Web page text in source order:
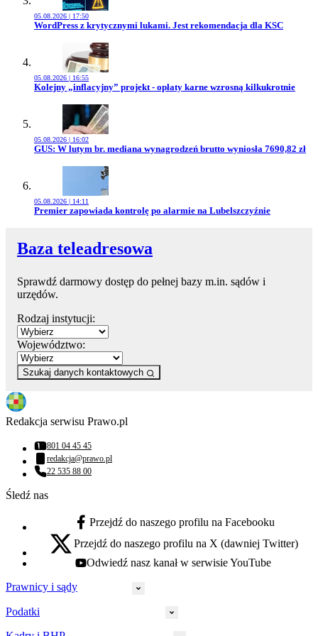
05.08.2026 | 17:50
Przejdź do artykułu:
WordPress z krytycznymi lukami. Jest rekomendacja dla KSC
05.08.2026 | 16:55
Przejdź do artykułu:
Kolejny „inflacyjny” projekt - opłaty karne wzrosną kilkukrotnie
05.08.2026 | 16:02
Przejdź do artykułu:
GUS: W lutym br. mediana wynagrodzeń brutto wyniosła 7690,82 zł
05.08.2026 | 14:11
Przejdź do artykułu:
Premier zapowiada kontrolę po alarmie na Lubelszczyźnie
Baza teleadresowa
Sprawdź darmowy dostęp do pełnej bazy m.in. sądów i
urzędów.
Rodzaj instytucji:
Województwo:
Szukaj danych kontaktowych
Redakcja serwisu Prawo.pl
Numer telefonu:
801 04 45 45
Adres email:
redakcja@prawo.pl
Numer telefonu:
22 535 88 00
Śledź nas
facebook - otwiera się w nowej karcie
Przejdź do naszego profilu na Facebooku
x - otwiera się w nowej karcie
Przejdź do naszego profilu na X (dawniej Twitter)
youtube - otwiera się w nowej karcie
Odwiedź nasz kanał w serwisie YouTube
Prawnicy i sądy
Podatki